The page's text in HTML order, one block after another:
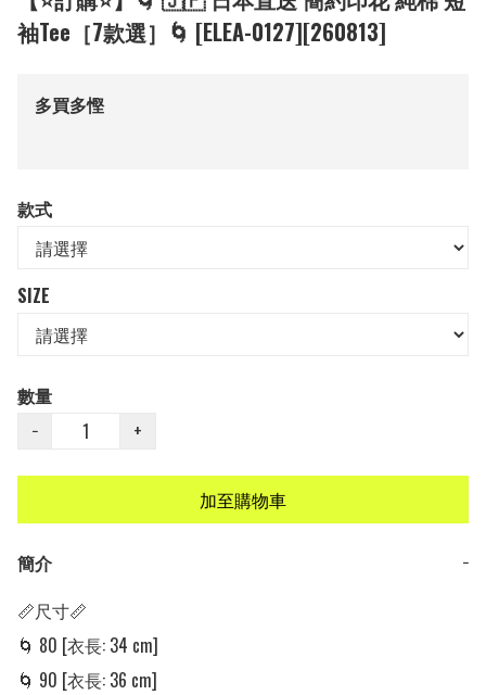
袖Tee［7款選］🌀 [ELEA-0127][260813]
多買多慳
款式
SIZE
數量
−
+
加至購物車
簡介
−
📏尺寸📏
🌀 80 [衣長: 34 cm]
🌀 90 [衣長: 36 cm]